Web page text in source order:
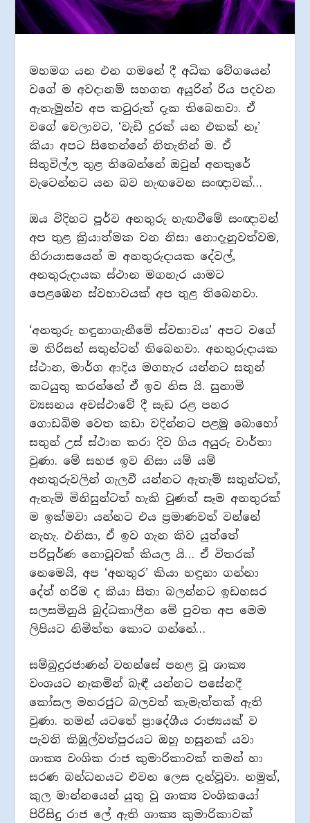
මහමග යන එන ගමනේ දී අධික වේගයෙන්
වගේ ම අවදානම් සහගත අයුරින් රිය පදවන
ඇතැමුන්ව අප කවුරුත් දැක තිබෙනවා. ඒ
වගේ වෙලාවට, ‘වැඩි දුරක් යන එකක් නෑ’
කියා අපට සිතෙන්නේ නිතැතින් ම. ඒ
සිතුවිල්ල තුළ තිබෙන්නේ ඔවුන් අනතුරේ
වැටෙන්නට යන බව හැඟවෙන සංඥාවක්…
ඔය විදිහට පූර්ව අනතුරු හැඟවීමේ සංඥාවන්
අප තුළ ක්‍රියාත්මක වන නිසා නොදැනුවත්වම,
නිරායාසයෙන් ම අනතුරුදායක දේවල්,
අනතුරුදායක ස්ථාන මගහැර යාමට
පෙළඹෙන ස්වභාවයක් අප තුළ තිබෙනවා.
‘අනතුරු හඳුනාගැනීමේ ස්වභාවය’ අපට වගේ
ම තිරිසන් සතුන්ටත් තිබෙනවා. අනතුරුදායක
ස්ථාන, මාර්ග ආදිය මගහැර යන්නට සතුන්
කටයුතු කරන්නේ ඒ ඉව නිස යි. සුනාමි
ව්‍යසනය අවස්ථාවේ දී සැඩ රළ පහර
ගොඩබිම වෙත කඩා වදින්නට පළමු බොහෝ
සතුන් උස් ස්ථාන කරා දිව ගිය අයුරු වාර්තා
වුණා. මේ සහජ ඉව නිසා යම් යම්
අනතුරුවලින් ගැලවී යන්නට ඇතැම් සතුන්ටත්,
ඇතැම් මිනිසුන්ටත් හැකි වුණත් සෑම අනතුරක්
ම ඉක්මවා යන්නට එය ප්‍රමාණවත් වන්නේ
නැහැ. එනිසා, ඒ ඉව ගැන කිව යුත්තේ
පරිපූර්ණ නොවූවක් කියල යි… ඒ විතරක්
නෙමෙයි, අප ‘අනතුර’ කියා හඳුනා ගන්නා
දේත් හරිම ද කියා සිතා බලන්නට ඉඩහසර
සලසමිනුයි බුද්ධකාලීන මේ පුවත අප මෙම
ලිපියට නිමිත්ත කොට ගන්නේ…
සම්බුදුරජාණන් වහන්සේ පහළ වූ ශාක්‍ය
වංශයට නෑකමින් බැඳී යන්නට පසේනදී
කෝසල මහරජුට බලවත් කැමැත්තක් ඇති
වුණා. තමන් යටතේ ප්‍රාදේශීය රාජ්‍යයක් ව
පැවති කිඹුල්වත්පුරයට ඔහු හසුනක් යවා
ශාක්‍ය වංශික රාජ කුමාරිකාවක් තමන් හා
සරණ බන්ධනයට එවන ලෙස දැන්වූවා. නමුත්,
කුල මාන්නයෙන් යුතු වූ ශාක්‍ය වංශිකයෝ
පිරිසිදු රාජ ලේ ඇති ශාක්‍ය කුමාරිකාවක්